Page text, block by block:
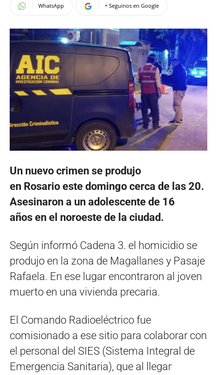
WhatsApp + Seguinos en Google
Un nuevo crimen se produjo
en Rosario este domingo cerca de las 20.
Asesinaron a un adolescente de 16
años en el noroeste de la ciudad.
Según informó Cadena 3. el homicidio se
produjo en la zona de Magallanes y Pasaje
Rafaela. En ese lugar encontraron al joven
muerto en una vivienda precaria.
El Comando Radioeléctrico fue
comisionado a ese sitio para colaborar con
el personal del SIES (Sistema Integral de
Emergencia Sanitaria), que al llegar